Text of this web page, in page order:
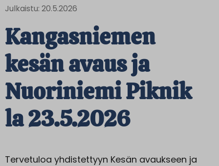
Julkaistu: 20.5.2026
Kangasniemen
kesän avaus ja
Nuoriniemi Piknik
la 23.5.2026
Tervetuloa yhdistettyyn Kesän avaukseen ja